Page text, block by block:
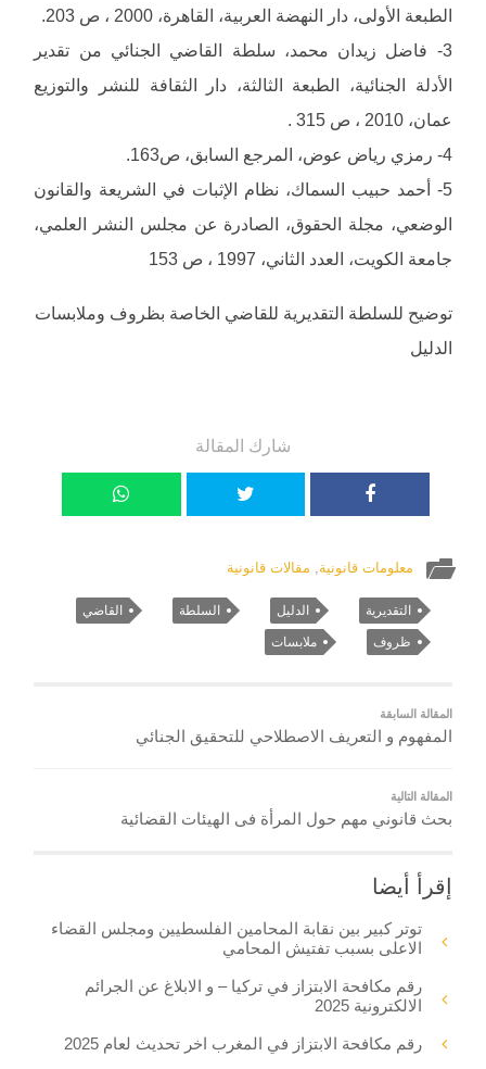
الطبعة الأولى، دار النهضة العربية، القاهرة، 2000 ، ص 203.
3- فاضل زيدان محمد، سلطة القاضي الجنائي من تقدير
الأدلة الجنائية، الطبعة الثالثة، دار الثقافة للنشر والتوزيع
عمان، 2010 ، ص 315 .
4- رمزي رياض عوض، المرجع السابق، ص163.
5- أحمد حبيب السماك، نظام الإثبات في الشريعة والقانون
الوضعي، مجلة الحقوق، الصادرة عن مجلس النشر العلمي،
جامعة الكويت، العدد الثاني، 1997 ، ص 153
توضيح للسلطة التقديرية للقاضي الخاصة بظروف وملابسات
الدليل
شارك المقالة
معلومات قانونية, مقالات قانونية
التقديرية الدليل السلطة القاضي
ظروف ملابسات
المقالة السابقة
المفهوم و التعريف الاصطلاحي للتحقيق الجنائي
المقالة التالية
بحث قانوني مهم حول المرأة فى الهيئات القضائية
إقرأ أيضا
توتر كبير بين نقابة المحامين الفلسطيين ومجلس القضاء
الاعلى بسبب تفتيش المحامي
رقم مكافحة الابتزاز في تركيا – و الابلاغ عن الجرائم
الالكترونية 2025
رقم مكافحة الابتزاز في المغرب اخر تحديث لعام 2025